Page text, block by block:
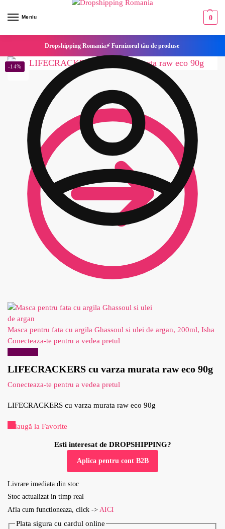
Meniu 0
Dropshipping Romania⚡ Furnizorul tău de produse
Masca pentru fata cu argila Ghassoul si ulei de argan, 200ml, Isha
Conecteaza-te pentru a vedea pretul
LIFECRACKERS cu varza murata raw eco 90g
Conecteaza-te pentru a vedea pretul
-14%
LIFECRACKERS cu varza murata raw eco 90g
Adaugă la Favorite
Esti interesat de DROPSHIPPING?
Aplica pentru cont B2B
Livrare imediata din stoc
Stoc actualizat in timp real
Afla cum functioneaza, click -> AICI
Plata sigura cu cardul online